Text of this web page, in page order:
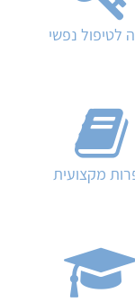
לטיפול נפשי
מקצועית